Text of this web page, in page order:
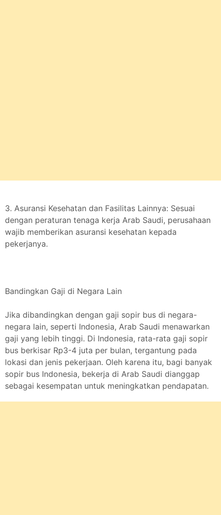
3. Asuransi Kesehatan dan Fasilitas Lainnya: Sesuai
dengan peraturan tenaga kerja Arab Saudi, perusahaan
wajib memberikan asuransi kesehatan kepada
pekerjanya.
Bandingkan Gaji di Negara Lain
Jika dibandingkan dengan gaji sopir bus di negara-
negara lain, seperti Indonesia, Arab Saudi menawarkan
gaji yang lebih tinggi. Di Indonesia, rata-rata gaji sopir
bus berkisar Rp3-4 juta per bulan, tergantung pada
lokasi dan jenis pekerjaan. Oleh karena itu, bagi banyak
sopir bus Indonesia, bekerja di Arab Saudi dianggap
sebagai kesempatan untuk meningkatkan pendapatan.